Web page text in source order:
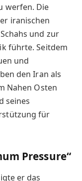
werfen. Die
iranischen
und zur
führte. Seitdem
und
den Iran als
Nahen Osten
seines
für
Pressure“
er das